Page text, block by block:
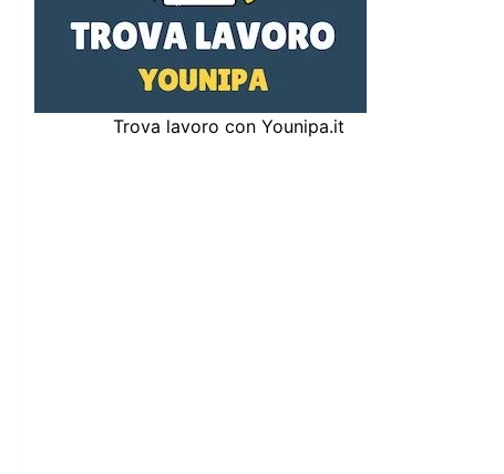
Trova lavoro con Younipa.it